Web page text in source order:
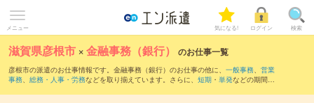
メニュー 気になる! ログイン 検索
滋賀県彦根市 ×金融事務（銀行） のお仕事一覧
彦根市の派遣のお仕事情報です。金融事務（銀行）のお仕事の他に、 一般事務、 営業
事務、 総務・人事・労務などを取り揃えています。さらに、 短期 ・ 単発などの期間